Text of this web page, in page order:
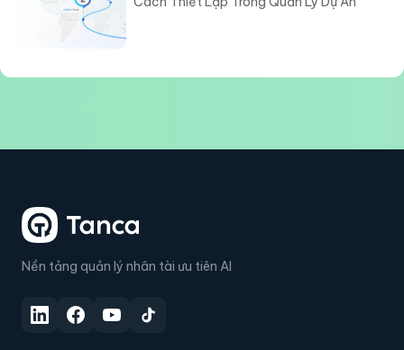
Nền tảng quản lý nhân tài ưu tiên AI